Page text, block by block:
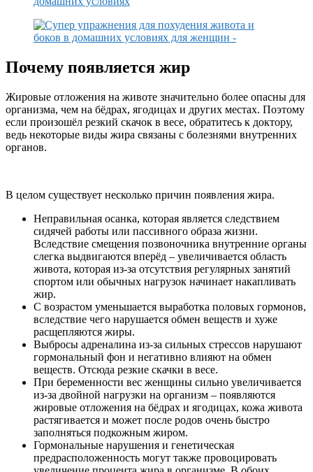
Почему появляется жир
Жировые отложения на животе значительно более опасны для
организма, чем на бёдрах, ягодицах и других местах. Поэтому
если произошёл резкий скачок в весе, обратитесь к доктору,
ведь некоторые виды жира связаны с болезнями внутренних
органов.
В целом существует несколько причин появления жира.
Неправильная осанка, которая является следствием
сидячей работы или пассивного образа жизни.
Вследствие смещения позвоночника внутренние органы
слегка выдвигаются вперёд – увеличивается область
живота, которая из-за отсутствия регулярных занятий
спортом или обычных нагрузок начинает накапливать
жир.
С возрастом уменьшается выработка половых гормонов,
вследствие чего нарушается обмен веществ и хуже
расщепляются жиры.
Выбросы адреналина из-за сильных стрессов нарушают
гормональный фон и негативно влияют на обмен
веществ. Отсюда резкие скачки в весе.
При беременности вес женщины сильно увеличивается
из-за двойной нагрузки на организм – появляются
жировые отложения на бёдрах и ягодицах, кожа живота
растягивается и может после родов очень быстро
заполняться подкожным жиром.
Гормональные нарушения и генетическая
предрасположенность могут также провоцировать